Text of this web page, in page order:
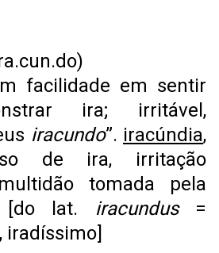
facilidade em sentir
ira; irritável,
iracundo”. iracúndia,
de ira, irritação
tomada pela
[do lat. iracundus=
iradíssimo]